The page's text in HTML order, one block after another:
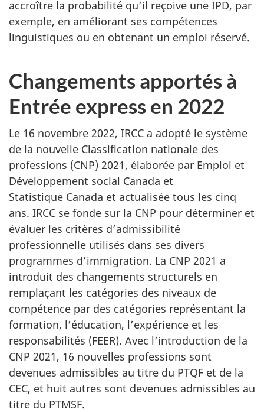
accroître la probabilité qu’il reçoive une IPD, par
exemple, en améliorant ses compétences
linguistiques ou en obtenant un emploi réservé.
Changements apportés à
Entrée express en 2022
Le 16 novembre 2022, IRCC a adopté le système
de la nouvelle Classification nationale des
professions (CNP) 2021, élaborée par Emploi et
Développement social Canada et
Statistique Canada et actualisée tous les cinq
ans. IRCC se fonde sur la CNP pour déterminer et
évaluer les critères d’admissibilité
professionnelle utilisés dans ses divers
programmes d’immigration. La CNP 2021 a
introduit des changements structurels en
remplaçant les catégories des niveaux de
compétence par des catégories représentant la
formation, l’éducation, l’expérience et les
responsabilités (FEER). Avec l’introduction de la
CNP 2021, 16 nouvelles professions sont
devenues admissibles au titre du PTQF et de la
CEC, et huit autres sont devenues admissibles au
titre du PTMSF.